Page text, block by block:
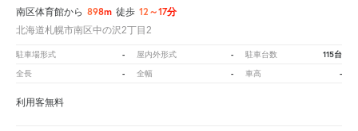
南区体育館から 898m 徒歩 12～17分
北海道札幌市南区中の沢2丁目2
駐車場形式 - 屋内外形式 - 駐車台数 115台
全長 - 全幅 - 車高 -
利用客無料